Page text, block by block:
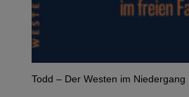
Todd – Der Westen im Niedergang